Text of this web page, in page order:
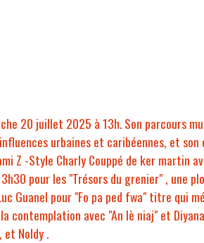
20 juillet 2025 à 13h. Son parcours
urbaines et caribéennes, et son
-Style Charly Couppé de ker martin
pour les "Trésors du grenier" , une
Guanel pour "Fo pa ped fwa" titre qui
contemplation avec "An lè niaj" et
et Noldy .